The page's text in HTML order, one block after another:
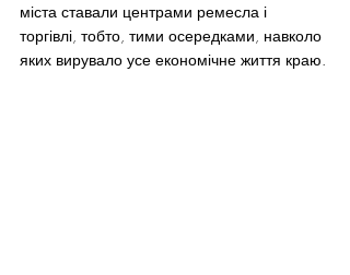
міста ставали центрами ремесла і
торгівлі, тобто, тими осередками, навколо
яких вирувало усе економічне життя краю.